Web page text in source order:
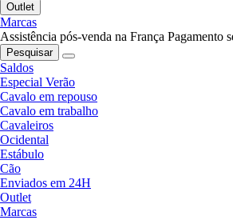
Outlet
Marcas
Assistência pós-venda na França Pagamento
Pesquisar
Saldos
Especial Verão
Cavalo em repouso
Cavalo em trabalho
Cavaleiros
Ocidental
Estábulo
Cão
Enviados em 24H
Outlet
Marcas